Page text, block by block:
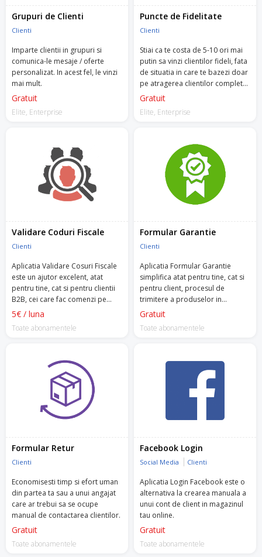
Grupuri de Clienti
Clienti
Imparte clientii in grupuri si
comunica-le mesaje / oferte
personalizat. In acest fel, le vinzi
mai mult.
Gratuit
Elite, Enterprise
Puncte de Fidelitate
Clienti
Stiai ca te costa de 5-10 ori mai
putin sa vinzi clientilor fideli, fata
de situatia in care te bazezi doar
pe atragerea clientilor complet
noi?
Gratuit
Elite, Enterprise
Validare Coduri Fiscale
Clienti
Aplicatia Validare Cosuri Fiscale
este un ajutor excelent, atat
pentru tine, cat si pentru clientii
B2B, cei care fac comenzi pe
firma.
5€ / luna
Toate abonamentele
Formular Garantie
Clienti
Aplicatia Formular Garantie
simplifica atat pentru tine, cat si
pentru client, procesul de
trimitere a produselor in
garantie.
Gratuit
Toate abonamentele
Formular Retur
Clienti
Economisesti timp si efort uman
din partea ta sau a unui angajat
care ar trebui sa se ocupe
manual de contactarea clientilor.
Gratuit
Toate abonamentele
Facebook Login
Social Media Clienti
Aplicatia Login Facebook este o
alternativa la crearea manuala a
unui cont de client in magazinul
tau online.
Gratuit
Toate abonamentele